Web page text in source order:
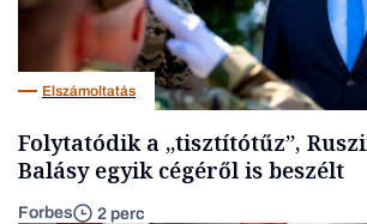
Elszámoltatás
Folytatódik a „tisztítótűz”,
Balásy egyik cégéről is beszélt
Forbes 2 perc